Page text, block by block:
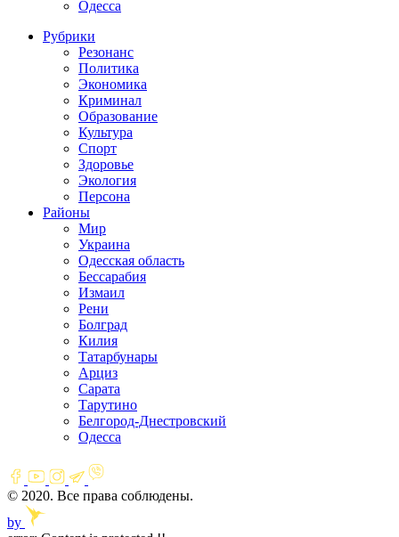
Одесса
Рубрики
Резонанс
Политика
Экономика
Криминал
Образование
Культура
Спорт
Здоровье
Экология
Персона
Районы
Мир
Украина
Одесская область
Бессарабия
Измаил
Рени
Болград
Килия
Татарбунары
Арциз
Сарата
Тарутино
Белгород-Днестровский
Одесса
© 2020. Все права соблюдены.
by